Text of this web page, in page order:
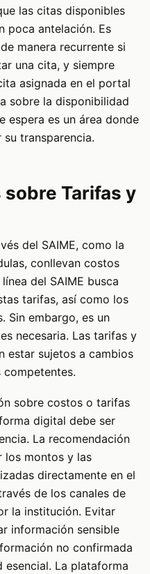
las citas disponibles
poca antelación. Es
manera recurrente si
una cita, y siempre
asignada en el portal
sobre la disponibilidad
espera es un área donde
transparencia.
Tarifas y
del SAIME, como la
conllevan costos
del SAIME busca
tarifas, así como los
Sin embargo, es un
necesaria. Las tarifas y
estar sujetos a cambios
sobre costos o tarifas
digital debe ser
La recomendación
los montos y las
directamente en el
de los canales de
la institución. Evitar
información sensible
no confirmada
esencial. La plataforma